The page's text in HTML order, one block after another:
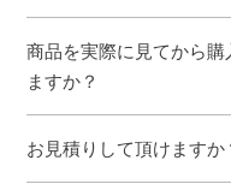
商品を実際に見てから
ますか？
お見積りして頂けますか